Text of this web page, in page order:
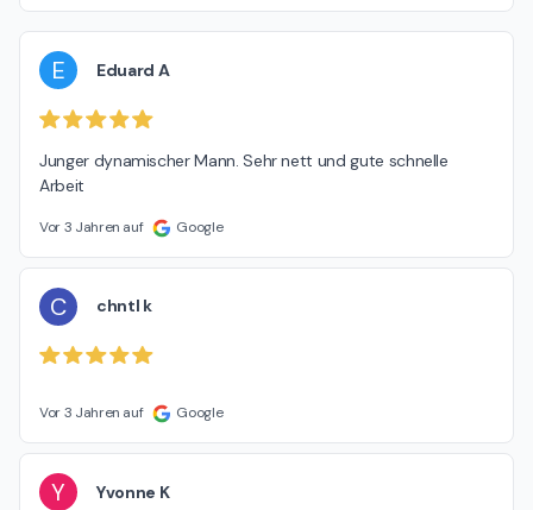
E Eduard A
Junger dynamischer Mann. Sehr nett und gute schnelle
Arbeit
Vor 3 Jahren auf Google
C chntl k
Vor 3 Jahren auf Google
Y Yvonne K